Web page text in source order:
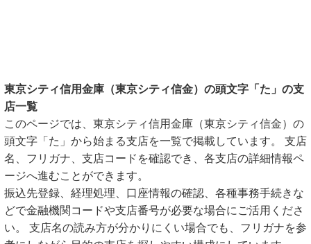
東京シティ信用金庫（東京シティ信金）の頭文字「た」の支
店一覧
このページでは、東京シティ信用金庫（東京シティ信金）の
頭文字「た」から始まる支店を一覧で掲載しています。 支店
名、フリガナ、支店コードを確認でき、各支店の詳細情報ペ
ージへ進むことができます。
振込先登録、経理処理、口座情報の確認、各種事務手続きな
どで金融機関コードや支店番号が必要な場合にご活用くださ
い。 支店名の読み方が分かりにくい場合でも、フリガナを参